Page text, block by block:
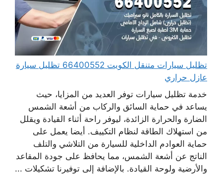
تظليل سيارات متنقل الكويت 66400552 تظليل سيارة
عازل حراري
خدمة تظليل سيارات توفر العديد من المزايا، حيث
يساعد في حماية السائق والركاب من أشعة الشمس
الضارة والحرارة الزائدة، ليوفر راحة أثناء القيادة ويقلل
من استهلاك الطاقة لنظام التكييف. أيضا يعمل على
حماية العوادم الداخلية للسيارة من التلاشي والتلف
الناتج عن أشعة الشمس، مما يحافظ على جودة المقاعد
والأرضية ولوحة القيادة. بالإضافة إلى توفيرنا تشكيلات ...